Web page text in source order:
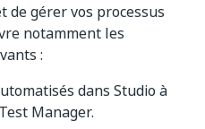
de gérer vos processus
notamment les
:
dans Studio à
Test Manager.